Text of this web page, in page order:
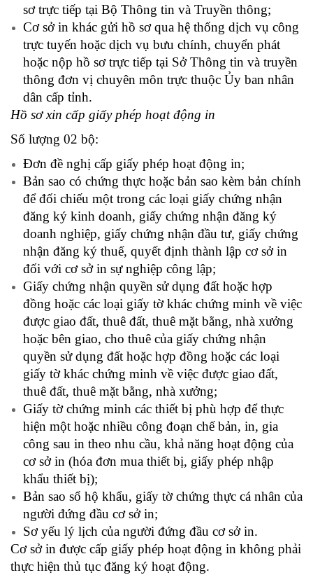
sơ trực tiếp tại Bộ Thông tin và Truyền thông;
Cơ sở in khác gửi hồ sơ qua hệ thống dịch vụ công
trực tuyến hoặc dịch vụ bưu chính, chuyển phát
hoặc nộp hồ sơ trực tiếp tại Sở Thông tin và truyền
thông đơn vị chuyên môn trực thuộc Ủy ban nhân
dân cấp tỉnh.
Hồ sơ xin cấp giấy phép hoạt động in
Số lượng 02 bộ:
Đơn đề nghị cấp giấy phép hoạt động in;
Bản sao có chứng thực hoặc bản sao kèm bản chính
để đối chiếu một trong các loại giấy chứng nhận
đăng ký kinh doanh, giấy chứng nhận đăng ký
doanh nghiệp, giấy chứng nhận đầu tư, giấy chứng
nhận đăng ký thuế, quyết định thành lập cơ sở in
đối với cơ sở in sự nghiệp công lập;
Giấy chứng nhận quyền sử dụng đất hoặc hợp
đồng hoặc các loại giấy tờ khác chứng minh về việc
được giao đất, thuê đất, thuê mặt bằng, nhà xưởng
hoặc bên giao, cho thuê của giấy chứng nhận
quyền sử dụng đất hoặc hợp đồng hoặc các loại
giấy tờ khác chứng minh về việc được giao đất,
thuê đất, thuê mặt bằng, nhà xưởng;
Giấy tờ chứng minh các thiết bị phù hợp để thực
hiện một hoặc nhiều công đoạn chế bản, in, gia
công sau in theo nhu cầu, khả năng hoạt động của
cơ sở in (hóa đơn mua thiết bị, giấy phép nhập
khẩu thiết bị);
Bản sao sổ hộ khẩu, giấy tờ chứng thực cá nhân của
người đứng đầu cơ sở in;
Sơ yếu lý lịch của người đứng đầu cơ sở in.
Cơ sở in được cấp giấy phép hoạt động in không phải
thực hiện thủ tục đăng ký hoạt động.